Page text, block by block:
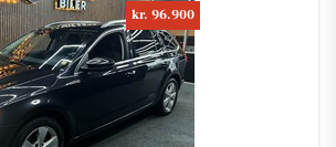
kr. 96.900